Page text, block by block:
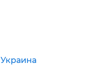
Украина